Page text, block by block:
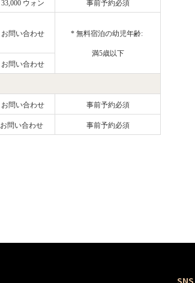
33,000 ウォン 事前予約必須
お問い合わせ
* 無料宿泊の幼児年齢:
満5歳以下
お問い合わせ
お問い合わせ 事前予約必須
お問い合わせ 事前予約必須
SNS